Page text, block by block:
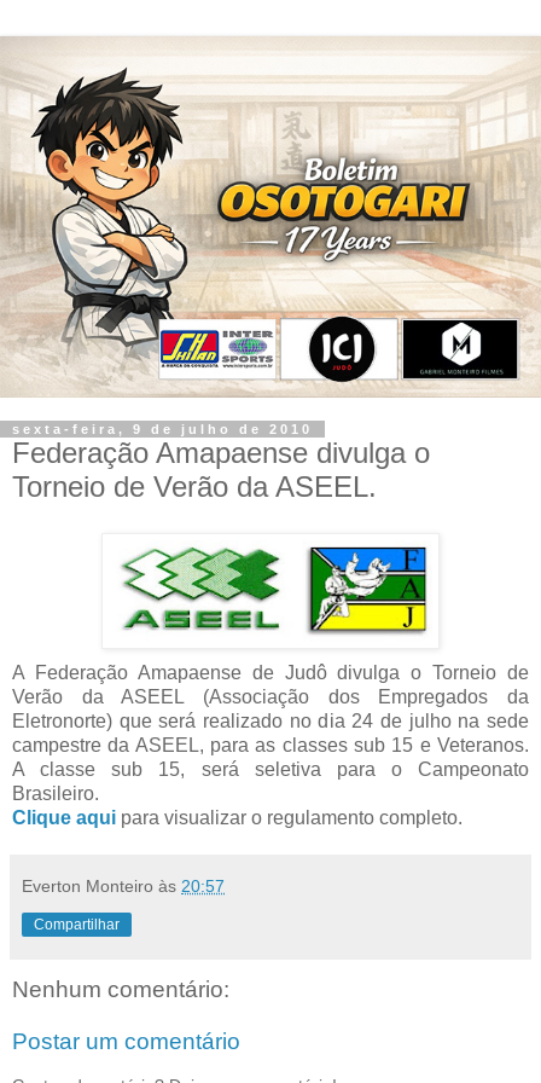
sexta-feira, 9 de julho de 2010
Federação Amapaense divulga o
Torneio de Verão da ASEEL.
A Federação Amapaense de Judô divulga o Torneio de
Verão da ASEEL (Associação dos Empregados da
Eletronorte) que será realizado no dia 24 de julho na sede
campestre da ASEEL, para as classes sub 15 e Veteranos.
A classe sub 15, será seletiva para o Campeonato
Brasileiro.
Clique aqui para visualizar o regulamento completo.
Everton Monteiro às 20:57
Compartilhar
Nenhum comentário:
Postar um comentário